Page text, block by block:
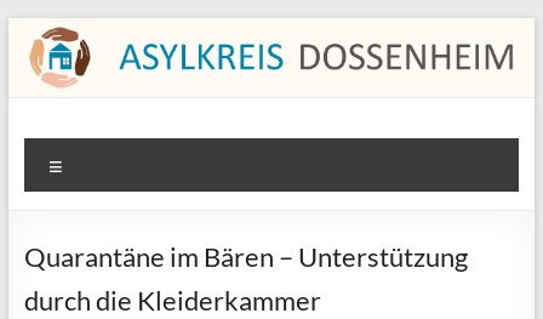
Zum
Inhalt
springen
Asylkreis Dossenheim
Informationen von und für den Asylkreis Dossenheim
Quarantäne im Bären – Unterstützung
durch die Kleiderkammer